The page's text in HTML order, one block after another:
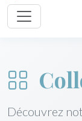
Découvrez